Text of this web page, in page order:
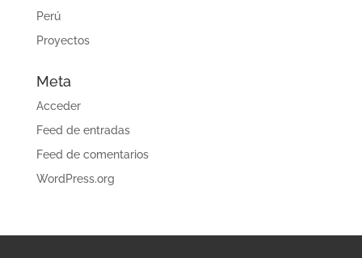
Perú
Proyectos
Meta
Acceder
Feed de entradas
Feed de comentarios
WordPress.org